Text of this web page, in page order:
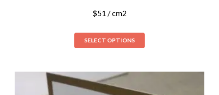
$51 / cm2
SELECT OPTIONS